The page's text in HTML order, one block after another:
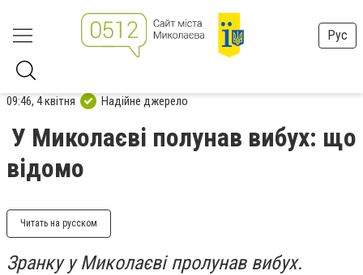
Рус
09:46, 4 квітня Надійне джерело
У Миколаєві полунав вибух: що
відомо
Читать на русском
Зранку у Миколаєві пролунав вибух.